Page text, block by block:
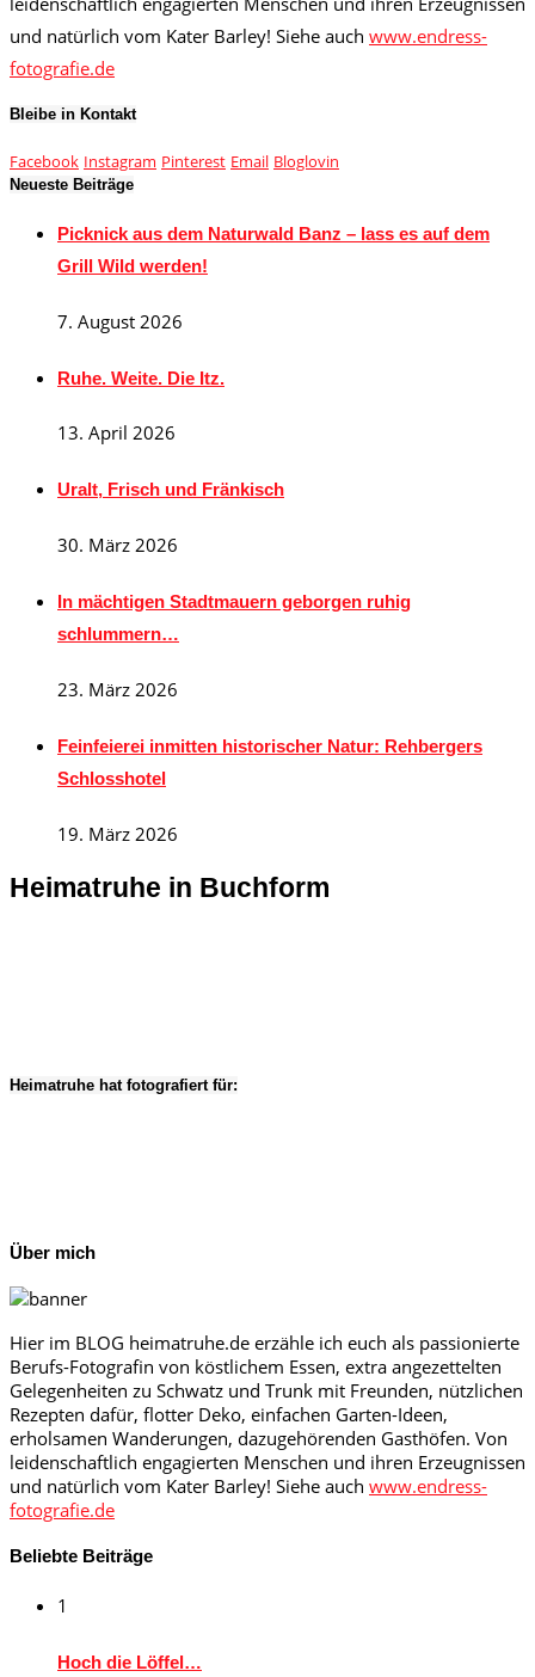
und natürlich vom Kater Barley! Siehe auch www.endress-
fotografie.de
Bleibe in Kontakt
Facebook Instagram Pinterest Email Bloglovin
Neueste Beiträge
Picknick aus dem Naturwald Banz – lass es auf dem
Grill Wild werden!
7. August 2026
Ruhe. Weite. Die Itz.
13. April 2026
Uralt, Frisch und Fränkisch
30. März 2026
In mächtigen Stadtmauern geborgen ruhig
schlummern…
23. März 2026
Feinfeierei inmitten historischer Natur: Rehbergers
Schlosshotel
19. März 2026
Heimatruhe in Buchform
Heimatruhe hat fotografiert für:
Über mich
Hier im BLOG heimatruhe.de erzähle ich euch als passionierte
Berufs-Fotografin von köstlichem Essen, extra angezettelten
Gelegenheiten zu Schwatz und Trunk mit Freunden, nützlichen
Rezepten dafür, flotter Deko, einfachen Garten-Ideen,
erholsamen Wanderungen, dazugehörenden Gasthöfen. Von
leidenschaftlich engagierten Menschen und ihren Erzeugnissen
und natürlich vom Kater Barley! Siehe auch www.endress-
fotografie.de
Beliebte Beiträge
1
Hoch die Löffel…